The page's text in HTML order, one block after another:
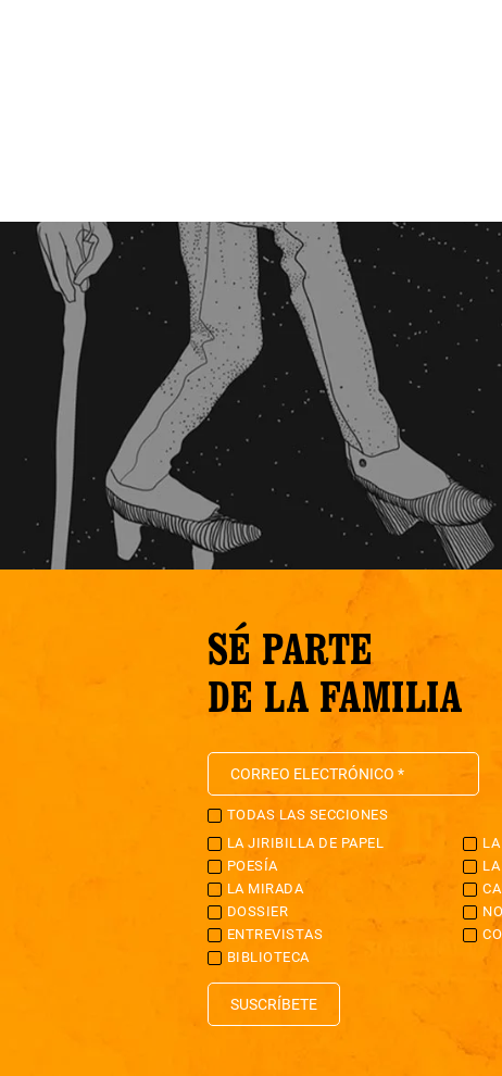
SÉ PARTE
DE LA FAMILIA
TODAS LAS SECCIONES
LA JIRIBILLA DE PAPEL
POESÍA
LA MIRADA
DOSSIER
ENTREVISTAS
BIBLIOTECA
SUSCRÍBETE